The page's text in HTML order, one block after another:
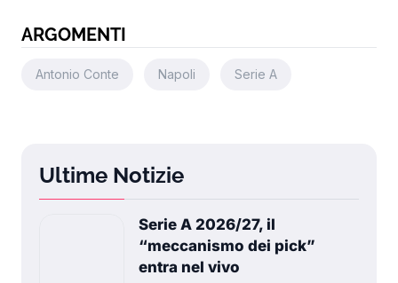
ARGOMENTI
Antonio Conte Napoli Serie A
Ultime Notizie
Serie A 2026/27, il
“meccanismo dei pick”
entra nel vivo